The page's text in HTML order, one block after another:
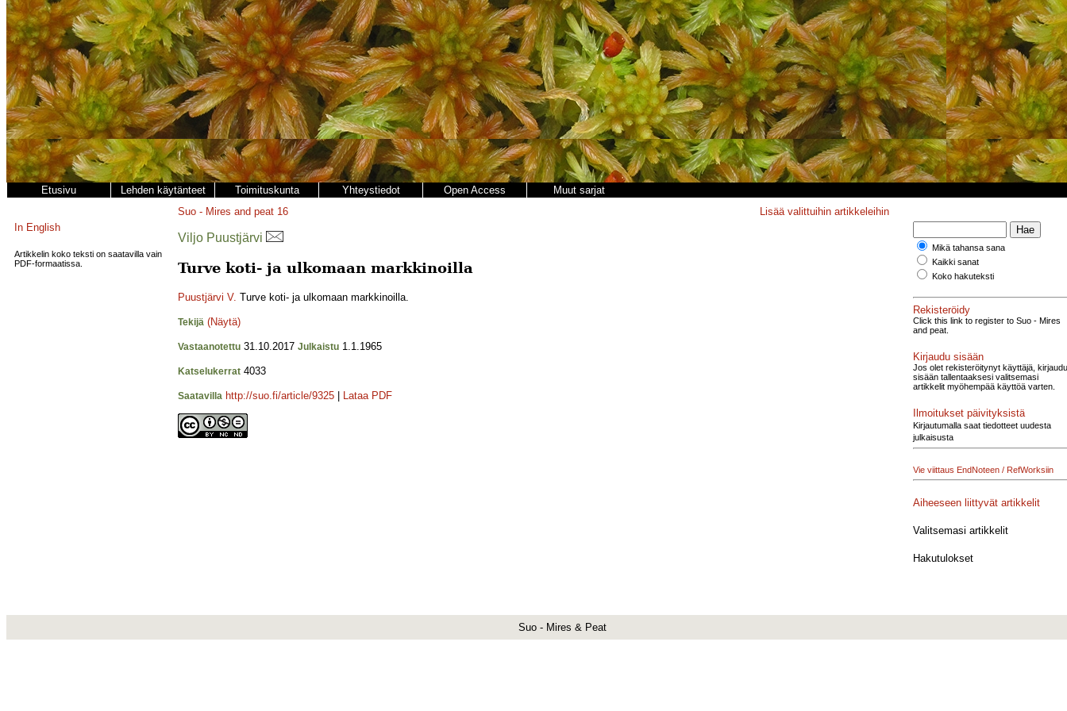
Etusivu Lehden käytänteet Toimituskunta Yhteystiedot Open Access Muut sarjat
In English
Artikkelin koko teksti on saatavilla vain
PDF-formaatissa.
Suo - Mires and peat 16 Lisää valittuihin artikkeleihin
Viljo Puustjärvi
Turve koti- ja ulkomaan markkinoilla
Puustjärvi V. Turve koti- ja ulkomaan markkinoilla.
Tekijä (Näytä)
Vastaanotettu 31.10.2017 Julkaistu 1.1.1965
Katselukerrat 4033
Saatavilla http://suo.fi/article/9325 Lataa PDF
Mikä tahansa sana
Kaikki sanat
Koko hakuteksti
Rekisteröidy
Click this link to register to Suo - Mires
and peat.
Kirjaudu sisään
Jos olet rekisteröitynyt käyttäjä, kirjaudu
sisään tallentaaksesi valitsemasi
artikkelit myöhempää käyttöä varten.
Ilmoitukset päivityksistä
Kirjautumalla saat tiedotteet uudesta
julkaisusta
Vie viittaus EndNoteen / RefWorksiin
Aiheeseen liittyvät artikkelit
Valitsemasi artikkelit
Hakutulokset
Suo - Mires & Peat